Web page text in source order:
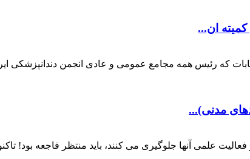
ان...
که رئیس همه مجامع عمومی و عادی انجمن دندانپزشکی
مدنی)...
علمی آنها جلوگیری می کنند، باید منتظر فاجعه بود!